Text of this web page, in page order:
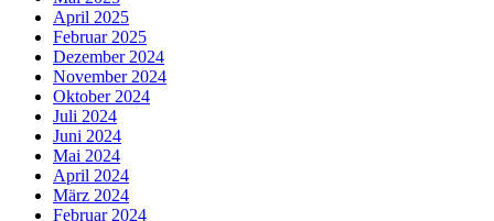
April 2025
Februar 2025
Dezember 2024
November 2024
Oktober 2024
Juli 2024
Juni 2024
Mai 2024
April 2024
März 2024
Februar 2024